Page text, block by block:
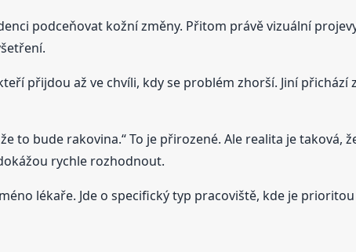
podceňovat kožní změny. Přitom právě vizuální
přijdou až ve chvíli, kdy se problém zhorší. Jiní
to bude rakovina.“ To je přirozené. Ale realita je taková,
rychle rozhodnout.
lékaře. Jde o specifický typ pracoviště, kde je